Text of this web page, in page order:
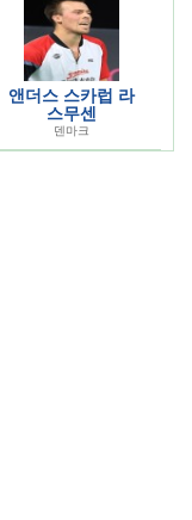
앤더스 스카럽 라
스무센
덴마크